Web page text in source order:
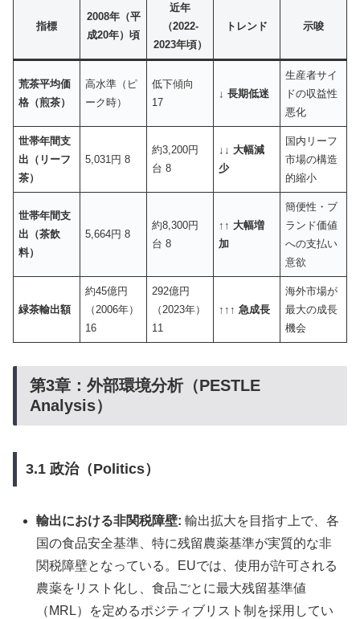
指標
2008年（平
成20年）頃
近年
（2022-
2023年頃）
トレンド 示唆
荒茶平均価
格（煎茶）
高水準（ピ
ーク時）
低下傾向
17
↓ 長期低迷
生産者サイ
ドの収益性
悪化
世帯年間支
出（リーフ
茶）
5,031円 8
約3,200円
台 8
↓↓ 大幅減
少
国内リーフ
市場の構造
的縮小
世帯年間支
出（茶飲
料）
5,664円 8
約8,300円
台 8
↑↑ 大幅増
加
簡便性・ブ
ランド価値
への支払い
意欲
緑茶輸出額
約45億円
（2006年）
16
292億円
（2023年）
11
↑↑↑ 急成長
海外市場が
最大の成長
機会
第3章：外部環境分析（PESTLE
Analysis）
3.1 政治（Politics）
輸出における非関税障壁: 輸出拡大を目指す上で、各
国の食品安全基準、特に残留農薬基準が実質的な非
関税障壁となっている。EUでは、使用が許可される
農薬をリスト化し、食品ごとに最大残留基準値
（MRL）を定めるポジティブリスト制を採用してい